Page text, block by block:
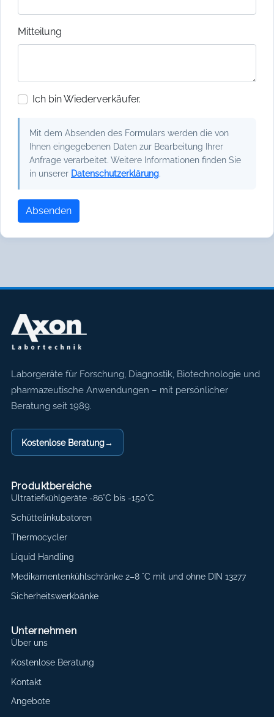
Mitteilung
Ich bin Wiederverkäufer.
Mit dem Absenden des Formulars werden die von
Ihnen eingegebenen Daten zur Bearbeitung Ihrer
Anfrage verarbeitet. Weitere Informationen finden Sie
in unserer Datenschutzerklärung.
Absenden
Axon Labortechnik
Laborgeräte für Forschung, Diagnostik, Biotechnologie und
pharmazeutische Anwendungen – mit persönlicher
Beratung seit 1989.
Kostenlose Beratung→
Produktbereiche
Ultratiefkühlgeräte -86°C bis -150°C
Schüttelinkubatoren
Thermocycler
Liquid Handling
Medikamentenkühlschränke 2–8 °C mit und ohne DIN 13277
Sicherheitswerkbänke
Unternehmen
Über uns
Kostenlose Beratung
Kontakt
Angebote